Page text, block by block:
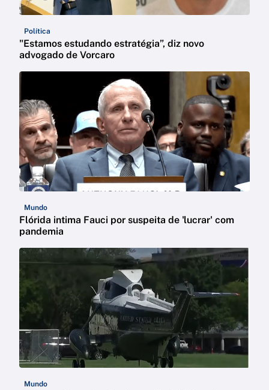
Política
"Estamos estudando estratégia”, diz novo
advogado de Vorcaro
Mundo
Flórida intima Fauci por suspeita de 'lucrar' com
pandemia
Mundo